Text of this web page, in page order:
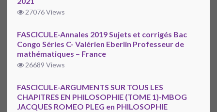
27076 Views
FASCICULE-Annales 2019 Sujets et corrigés Bac
Congo Séries C- Valérien Eberlin Professeur de
mathématiques – France
26689 Views
FASCICULE-ARGUMENTS SUR TOUS LES
CHAPITRES EN PHILOSOPHIE (TOME 1)-MBOG
JACQUES ROMEO PLEG en PHILOSOPHIE